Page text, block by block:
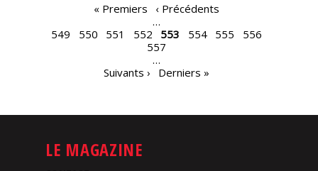
« Premiers
‹ Précédents
…
549
550 551 552 553 554 555
556
557
…
Suivants ›
Derniers »
LE MAGAZINE